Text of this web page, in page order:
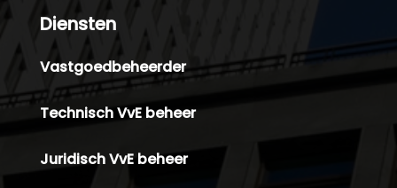
Diensten
Vastgoedbeheerder
Technisch VvE beheer
Juridisch VvE beheer